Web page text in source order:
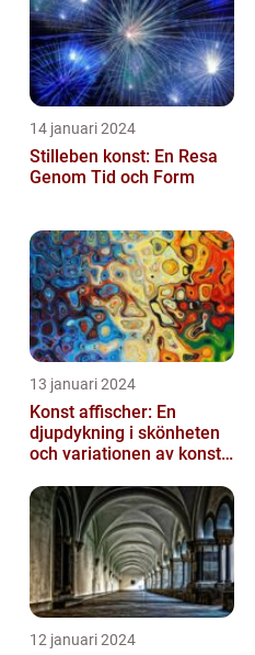
14 januari 2024
Stilleben konst: En Resa
Genom Tid och Form
13 januari 2024
Konst affischer: En
djupdykning i skönheten
och variationen av konst
12 januari 2024